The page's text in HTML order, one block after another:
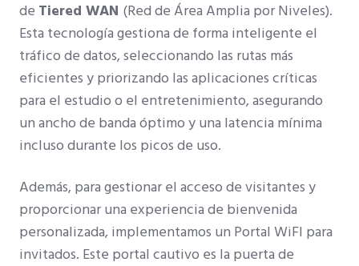
de Tiered WAN (Red de Área Amplia por Niveles).
Esta tecnología gestiona de forma inteligente el
tráfico de datos, seleccionando las rutas más
eficientes y priorizando las aplicaciones críticas
para el estudio o el entretenimiento, asegurando
un ancho de banda óptimo y una latencia mínima
incluso durante los picos de uso.
Además, para gestionar el acceso de visitantes y
proporcionar una experiencia de bienvenida
personalizada, implementamos un Portal WiFI para
invitados. Este portal cautivo es la puerta de